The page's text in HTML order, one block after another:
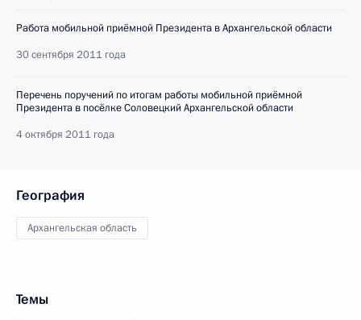
Работа мобильной приёмной Президента в Архангельской области
30 сентября 2011 года
Перечень поручений по итогам работы мобильной приёмной
Президента в посёлке Соловецкий Архангельской области
4 октября 2011 года
География
Архангельская область
Темы